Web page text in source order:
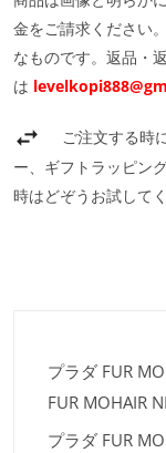
金をご請求ください
なものです。返品・
は
ご注文する時
ー、ギフトラッピン
時はどぞうお試してく
プラダ FUR
FUR MOHAIR
プラダ FUR